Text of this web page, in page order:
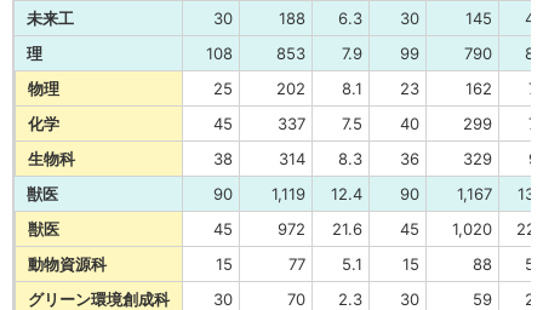
未来工
30 188 6.3 30 145
理
108 853 7.9 99 790
物理
25 202 8.1 23 162
化学
45 337 7.5 40 299
生物科
38 314 8.3 36 329
獣医
90 1,119 12.4 90 1,167
獣医
45 972 21.6 45 1,020
動物資源科
15 77 5.1 15 88
グリーン環境創成科
30 70 2.3 30 59